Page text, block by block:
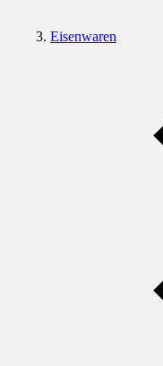
Eisenwaren